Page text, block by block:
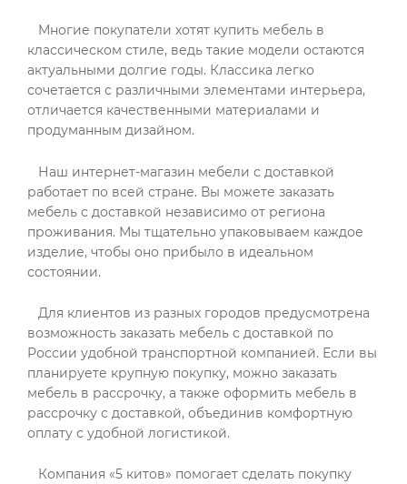
Многие покупатели хотят купить мебель в
классическом стиле, ведь такие модели остаются
актуальными долгие годы. Классика легко
сочетается с различными элементами интерьера,
отличается качественными материалами и
продуманным дизайном.
Наш интернет-магазин мебели с доставкой
работает по всей стране. Вы можете заказать
мебель с доставкой независимо от региона
проживания. Мы тщательно упаковываем каждое
изделие, чтобы оно прибыло в идеальном
состоянии.
Для клиентов из разных городов предусмотрена
возможность заказать мебель с доставкой по
России удобной транспортной компанией. Если вы
планируете крупную покупку, можно заказать
мебель в рассрочку, а также оформить мебель в
рассрочку с доставкой, объединив комфортную
оплату с удобной логистикой.
Компания «5 китов» помогает сделать покупку